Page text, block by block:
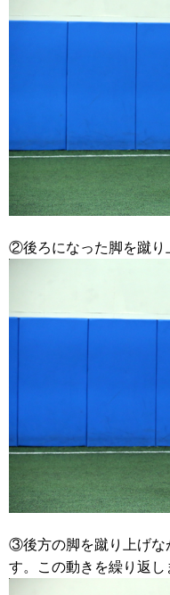
②後ろになった脚を蹴り
③後方の脚を蹴り上げな
す。この動きを繰り返し